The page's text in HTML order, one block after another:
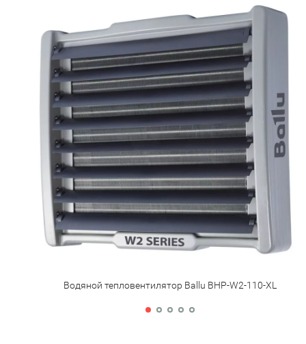
Водяной тепловентилятор Ballu BHP-W2-110-XL